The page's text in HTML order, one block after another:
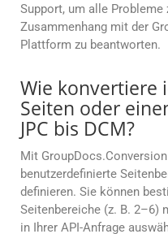
Support, um alle Probleme
Zusammenhang mit der
Plattform zu beantworten.
Wie konvertiere
Seiten oder
JPC bis DCM?
Mit
benutzerdefinierte
definieren. Sie können
Seitenbereiche (z. B. 2–6)
in Ihrer API-Anfrage